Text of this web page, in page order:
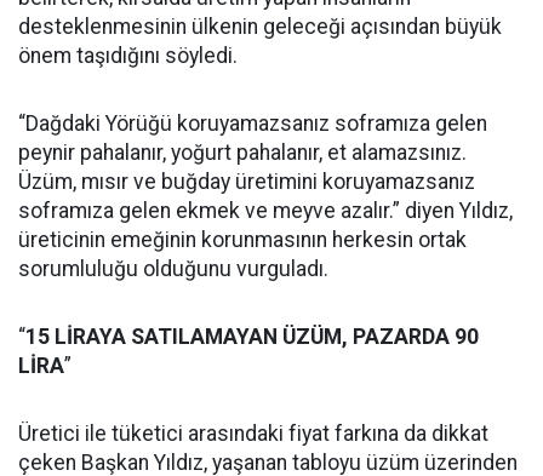
desteklenmesinin ülkenin geleceği açısından büyük
önem taşıdığını söyledi.
“Dağdaki Yörüğü koruyamazsanız soframıza gelen
peynir pahalanır, yoğurt pahalanır, et alamazsınız.
Üzüm, mısır ve buğday üretimini koruyamazsanız
soframıza gelen ekmek ve meyve azalır.” diyen Yıldız,
üreticinin emeğinin korunmasının herkesin ortak
sorumluluğu olduğunu vurguladı.
“15 LİRAYA SATILAMAYAN ÜZÜM, PAZARDA 90
LİRA”
Üretici ile tüketici arasındaki fiyat farkına da dikkat
çeken Başkan Yıldız, yaşanan tabloyu üzüm üzerinden